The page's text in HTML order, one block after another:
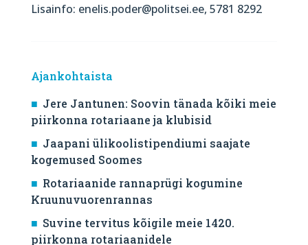
Lisainfo: enelis.poder@politsei.ee, 5781 8292
Ajankohtaista
Jere Jantunen: Soovin tänada kõiki meie
piirkonna rotariaane ja klubisid
Jaapani ülikoolistipendiumi saajate
kogemused Soomes
Rotariaanide rannaprügi kogumine
Kruunuvuorenrannas
Suvine tervitus kõigile meie 1420.
piirkonna rotariaanidele